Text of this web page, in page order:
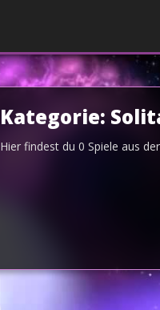
Kategorie:
Hier findest du 0 Spiele aus